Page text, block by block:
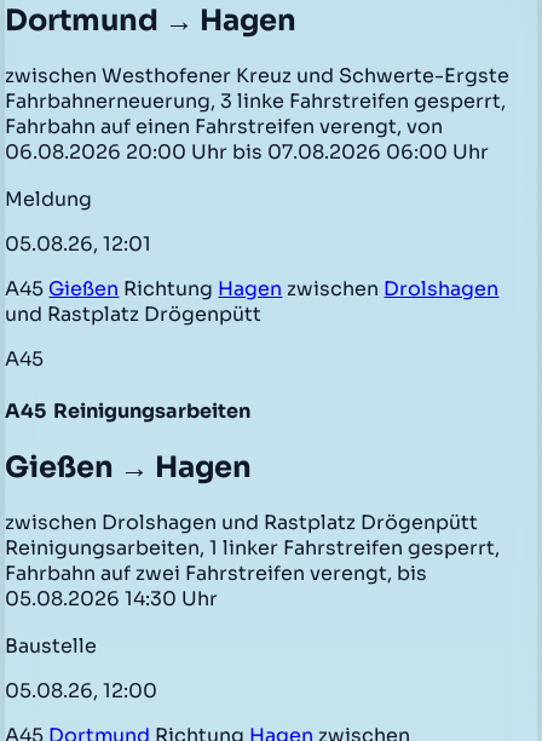
Dortmund → Hagen
zwischen Westhofener Kreuz und Schwerte-Ergste
Fahrbahnerneuerung, 3 linke Fahrstreifen gesperrt,
Fahrbahn auf einen Fahrstreifen verengt, von
06.08.2026 20:00 Uhr bis 07.08.2026 06:00 Uhr
Meldung
05.08.26, 12:01
A45 Gießen Richtung Hagen zwischen Drolshagen
und Rastplatz Drögenpütt
A45
A45 Reinigungsarbeiten
Gießen → Hagen
zwischen Drolshagen und Rastplatz Drögenpütt
Reinigungsarbeiten, 1 linker Fahrstreifen gesperrt,
Fahrbahn auf zwei Fahrstreifen verengt, bis
05.08.2026 14:30 Uhr
Baustelle
05.08.26, 12:00